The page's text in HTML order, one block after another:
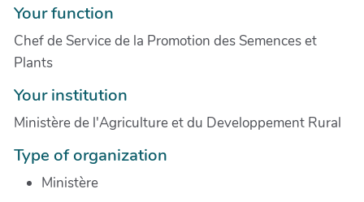
Your function
Chef de Service de la Promotion des Semences et
Plants
Your institution
Ministère de l'Agriculture et du Developpement Rural
Type of organization
Ministère